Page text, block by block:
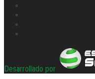
Desarrollado por